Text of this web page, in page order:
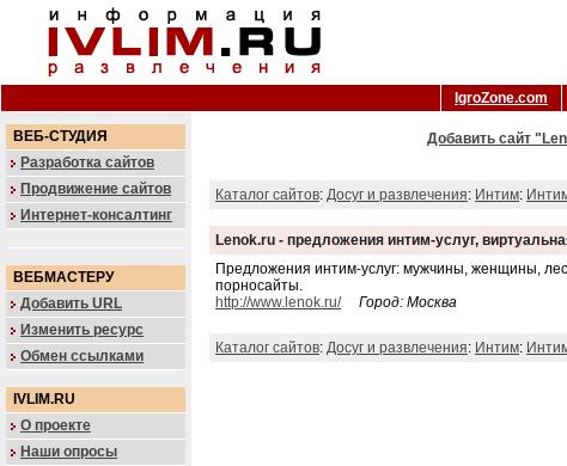
IgroZone.com
ВЕБ-СТУДИЯ
Разработка сайтов
Продвижение сайтов
Интернет-консалтинг
ВЕБМАСТЕРУ
Добавить URL
Изменить ресурс
Обмен ссылками
IVLIM.RU
О проекте
Наши опросы
Добавить сайт
Каталог сайтов: Досуг и развлечения: Интим:
Lenok.ru - предложения интим-услуг,
Предложения интим-услуг: мужчины, женщины,
порносайты.
http://www.lenok.ru/
Город: Москва
Каталог сайтов: Досуг и развлечения: Интим: